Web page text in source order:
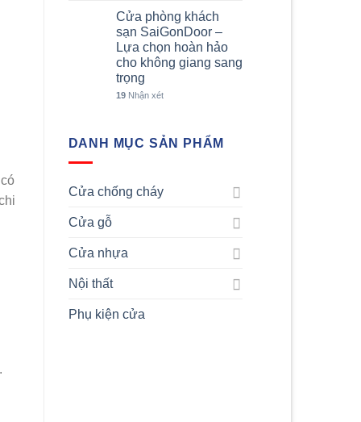
Cửa phòng khách
sạn SaiGonDoor –
Lựa chọn hoàn hảo
cho không giang sang
trọng
19Nhận xét
DANH MỤC SẢN PHẨM
Cửa chống cháy
Cửa gỗ
Cửa nhựa
Nội thất
Phụ kiện cửa